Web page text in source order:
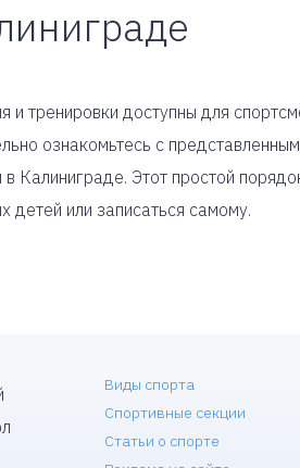
и тренировки доступны для
ознакомьтесь с
Калиниграде. Этот простой
детей или записаться самому.
Виды спорта
Спортивные секции
Статьи о спорте